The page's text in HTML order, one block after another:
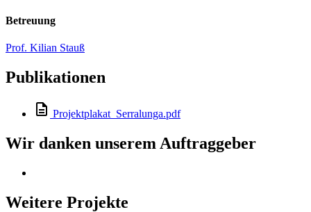
Betreuung
Prof. Kilian Stauß
Publikationen
Projektplakat_Serralunga.pdf
Wir danken unserem Auftraggeber
Weitere Projekte